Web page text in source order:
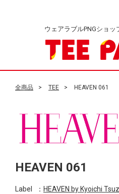
ウェアラブルPNGショ
全商品 TEE HEAVEN 061
HEAVEN 061
Label ： HEAVEN by Kyoichi